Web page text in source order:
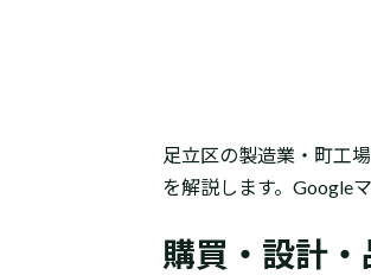
足立区の製造業・町工
を解説します。Google
購買・設計